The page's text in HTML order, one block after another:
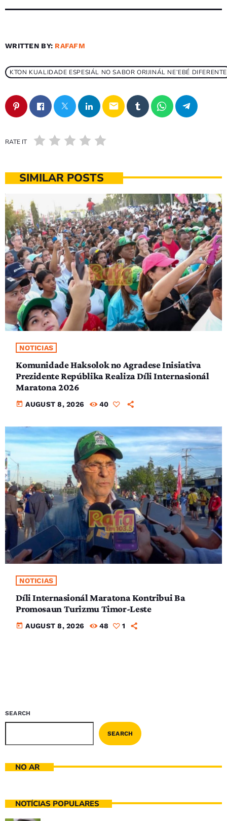
WRITTEN BY: RAFAFM
KTON KUALIDADE ESPESIÁL NO SABOR ORIJINÁL NE’EBÉ DIFERENTE
email
RATE IT
SIMILAR POSTS
NOTICIAS
Komunidade Haksolok no Agradese Inisiativa
Prezidente Repúblika Realiza Díli Internasionál
Maratona 2026
today AUGUST 8, 2026 40
NOTICIAS
Díli Internasionál Maratona Kontribui Ba
Promosaun Turizmu Timor-Leste
today AUGUST 8, 2026 48 1
SEARCH
SEARCH
NO AR
NOTÍCIAS POPULARES